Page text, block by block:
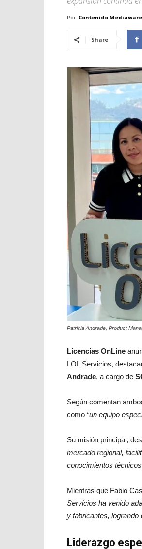
Por Contenido Mediaware
Share
Patricia Andrade, Product
Licencias OnLine
LOL Servicios,
Andrade, a cargo de
Según comentan
como “un equipo
Su misión principal,
mercado regional,
conocimientos
Mientras que Fabio
Servicios ha venido
y fabricantes, logrando
Liderazgo